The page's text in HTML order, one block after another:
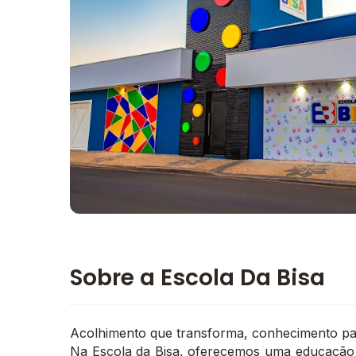
Sobre a Escola Da Bisa
Acolhimento que transforma, conhecimento
Na Escola da Bisa, oferecemos uma